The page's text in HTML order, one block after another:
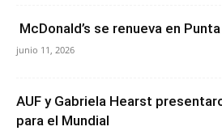
McDonald’s se renueva en
junio 11, 2026
AUF y Gabriela Hearst
para el Mundial